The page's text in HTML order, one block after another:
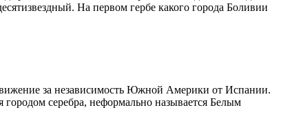
На первом гербе какого города Боливии
за независимость Южной Америки от Испании.
серебра, неформально называется Белым